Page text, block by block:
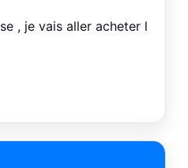
, je vais aller acheter l